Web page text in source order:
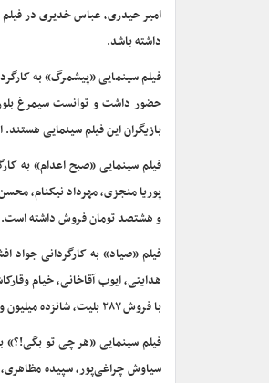
داشته باشد.
فیلم سینمایی «پیشمرگ» به
حضور داشت و توانست سیمرغ
بازیگران این فیلم سینمایی هستند. این فیلم با فروش حدود ۴۶۸ بلیت، بیست و سه
فیلم سینمایی «صبح اعدام» به
و هشتصد تومان فروش داشته است.
فیلم «صیاد» به کارگردانی جواد
با فروش ۲۸۷ بلیت، شانزده میلیون و نهصد و هفتاد و سه هزار تومان فروخته است.
فیلم سینمایی «هر چی تو بگی!؟»
سیاوش چراغی‌پور، سپیده